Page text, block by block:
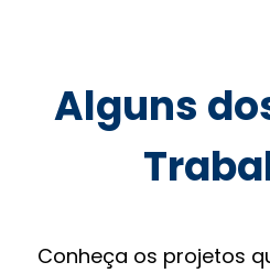
Alguns
Conheça os projetos